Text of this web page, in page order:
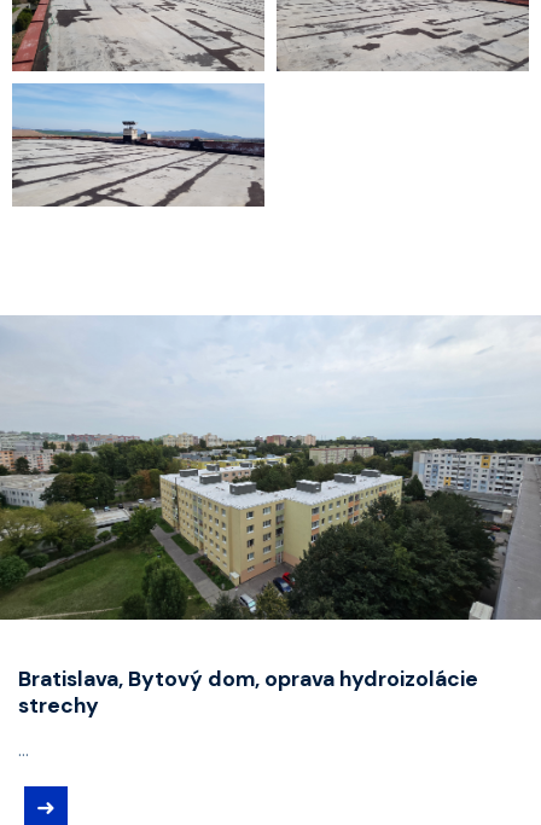
Bratislava, Bytový dom, oprava hydroizolácie
strechy
...
➜